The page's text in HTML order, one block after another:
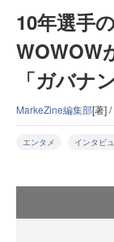
10年選手
WOWOW
「ガバナ
MarkeZine編集部[著] /
エンタメ インタビ